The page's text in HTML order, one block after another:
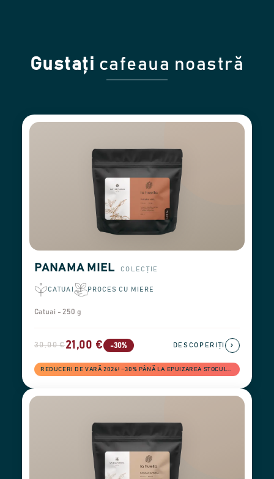
Gustați cafeaua noastră
PANAMA MIEL COLECȚIE
CATUAI PROCES CU MIERE
Catuai - 250 g
30,00 €21,00 € -30%
REDUCERI DE VARĂ 2026! −30% PÂNĂ LA EPUIZAREA STOCULUI
DESCOPERIȚI ›